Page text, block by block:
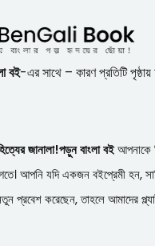
বই-এর সাথে – কারণ প্রতিটি
জানালা!পড়ুন বাংলা বইআপনাকে
আপনি যদি একজন বইপ্রেমী হন,
প্রবেশ করেছেন, তাহলে আমাদের